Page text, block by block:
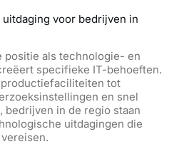
voor bedrijven in
positie als technologie- en
specifieke IT-behoeften.
productiefaciliteiten tot
en snel
bedrijven in de regio staan
uitdagingen die